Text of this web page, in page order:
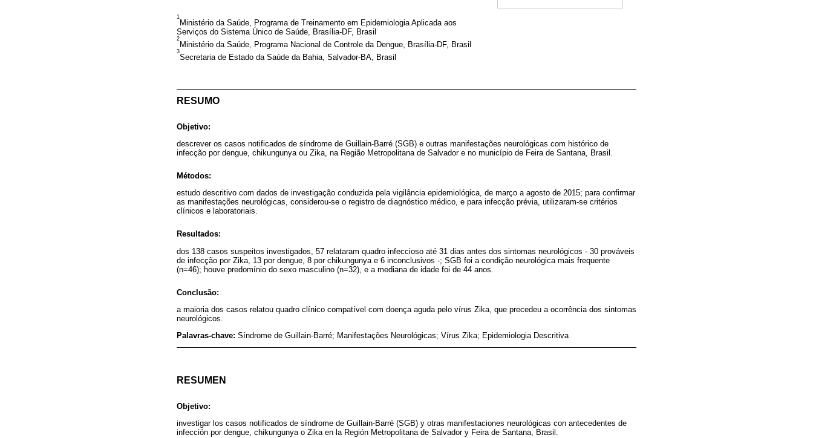
1
Ministério da Saúde, Programa de Treinamento em Epidemiologia Aplicada aos
Serviços do Sistema Único de Saúde, Brasília-DF, Brasil
2
Ministério da Saúde, Programa Nacional de Controle da Dengue, Brasília-DF, Brasil
3
Secretaria de Estado da Saúde da Bahia, Salvador-BA, Brasil
RESUMO
Objetivo:
descrever os casos notificados de síndrome de Guillain-Barré (SGB) e outras manifestações neurológicas com histórico de
infecção por dengue, chikungunya ou Zika, na Região Metropolitana de Salvador e no município de Feira de Santana, Brasil.
Métodos:
estudo descritivo com dados de investigação conduzida pela vigilância epidemiológica, de março a agosto de 2015; para confirmar
as manifestações neurológicas, considerou-se o registro de diagnóstico médico, e para infecção prévia, utilizaram-se critérios
clínicos e laboratoriais.
Resultados:
dos 138 casos suspeitos investigados, 57 relataram quadro infeccioso até 31 dias antes dos sintomas neurológicos - 30 prováveis
de infecção por Zika, 13 por dengue, 8 por chikungunya e 6 inconclusivos -; SGB foi a condição neurológica mais frequente
(n=46); houve predomínio do sexo masculino (n=32), e a mediana de idade foi de 44 anos.
Conclusão:
a maioria dos casos relatou quadro clínico compatível com doença aguda pelo vírus Zika, que precedeu a ocorrência dos sintomas
neurológicos.
Palavras-chave: Síndrome de Guillain-Barré; Manifestações Neurológicas; Vírus Zika; Epidemiologia Descritiva
RESUMEN
Objetivo:
investigar los casos notificados de síndrome de Guillain-Barré (SGB) y otras manifestaciones neurológicas con antecedentes de
infección por dengue, chikungunya o Zika en la Región Metropolitana de Salvador y Feira de Santana, Brasil.